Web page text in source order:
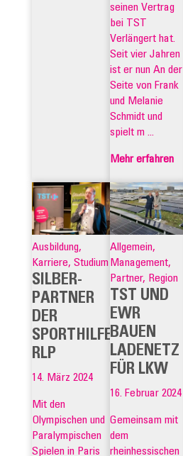
seinen Vertrag
bei TST
Verlängert hat.
Seit vier Jahren
ist er nun An der
Seite von Frank
und Melanie
Schmidt und
spielt m ...
Mehr erfahren
Ausbildung,
Karriere, Studium
SILBER-
PARTNER
DER
SPORTHILFE
RLP
14. März 2024
Mit den
Olympischen und
Paralympischen
Spielen in Paris
Allgemein,
Management,
Partner, Region
TST UND
EWR
BAUEN
LADENETZ
FÜR LKW
16. Februar 2024
Gemeinsam mit
dem
rheinhessischen